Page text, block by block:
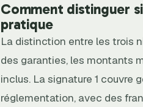
Comment distinguer
pratique
La distinction entre les trois
des garanties, les montants
inclus. La signature 1 couvre
réglementation, avec des